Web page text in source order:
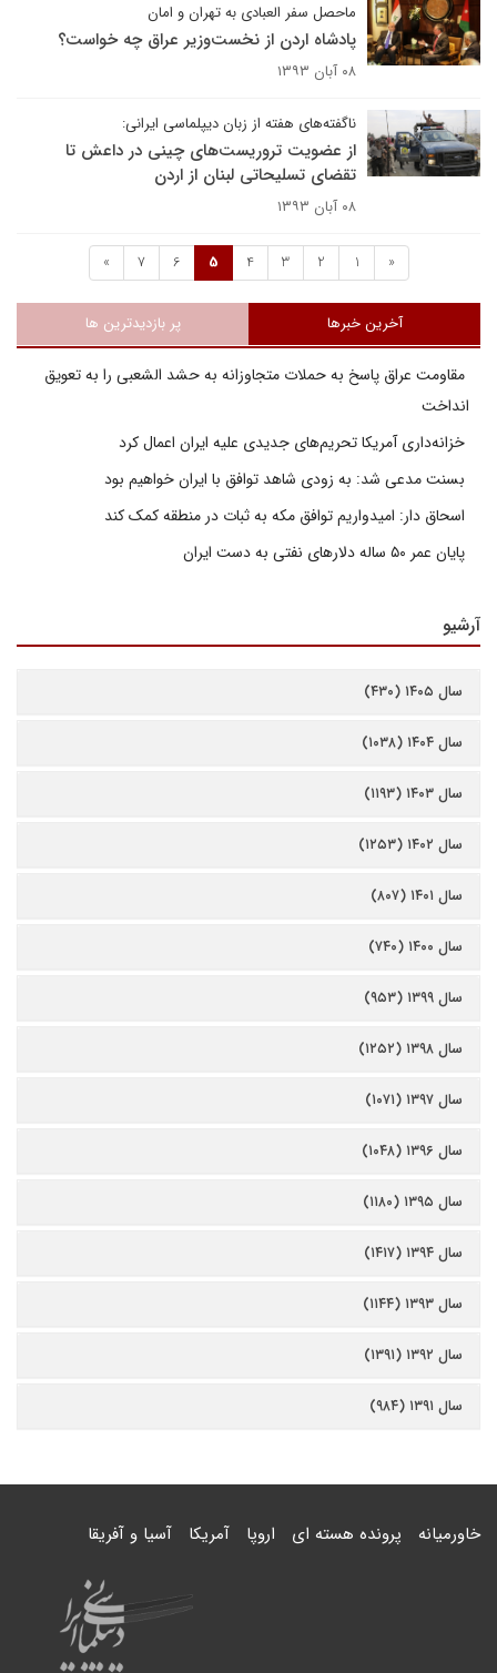
ماحصل سفر العبادی به تهران و امان
پادشاه اردن از نخست‌وزیر عراق چه خواست؟
۰۸ آبان ۱۳۹۳
ناگفته‌های هفته از زبان دیپلماسی ایرانی:
از عضویت تروریست‌های چینی در داعش تا
تقضای تسلیحاتی لبنان از اردن
۰۸ آبان ۱۳۹۳
«
1
2
3
4
5
6
7
»
آخرین خبرها پر بازدیدترین ها
مقاومت عراق پاسخ به حملات متجاوزانه به حشد الشعبی را به تعویق
انداخت
خزانه‌داری آمریکا تحریم‌های جدیدی علیه ایران اعمال کرد
بسنت مدعی شد: به زودی شاهد توافق با ایران خواهیم بود
اسحاق دار: امیدواریم توافق مکه به ثبات در منطقه کمک کند
پایان عمر ۵۰ ساله دلارهای نفتی به دست ایران
آرشیو
سال ۱۴۰۵ (۴۳۰)
سال ۱۴۰۴ (۱۰۳۸)
سال ۱۴۰۳ (۱۱۹۳)
سال ۱۴۰۲ (۱۲۵۳)
سال ۱۴۰۱ (۸۰۷)
سال ۱۴۰۰ (۷۴۰)
سال ۱۳۹۹ (۹۵۳)
سال ۱۳۹۸ (۱۲۵۲)
سال ۱۳۹۷ (۱۰۷۱)
سال ۱۳۹۶ (۱۰۴۸)
سال ۱۳۹۵ (۱۱۸۰)
سال ۱۳۹۴ (۱۴۱۷)
سال ۱۳۹۳ (۱۱۴۴)
سال ۱۳۹۲ (۱۳۹۱)
سال ۱۳۹۱ (۹۸۴)
خاورمیانه پرونده هسته ای اروپا آمریکا آسیا و آفریقا